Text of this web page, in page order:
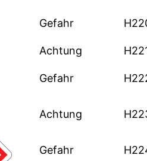
Gefahr
Achtung
Gefahr
Achtung
Gefahr